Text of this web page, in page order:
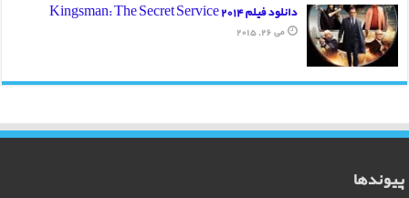
دانلود فیلم Kingsman: The Secret Service 2014
می 26, 2015
پیوندها